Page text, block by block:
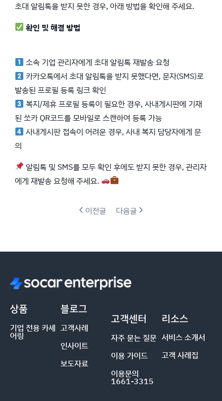
초대 알림톡을 받지 못한 경우, 아래 방법을 확인해 주세요.
확인 및 해결 방법
소속 기업 관리자에게 초대 알림톡 재발송 요청
카카오톡에서 초대 알림톡을 받지 못했다면, 문자(SMS)로
발송된 프로필 등록 링크 확인
복지/제휴 프로필 등록이 필요한 경우, 사내게시판에 기재
된 쏘카 QR코드를 모바일로 스캔하여 등록 가능
사내게시판 접속이 어려운 경우, 사내 복지 담당자에게 문
의
알림톡 및 SMS를 모두 확인 후에도 받지 못한 경우, 관리자
에게 재발송 요청해 주세요.
이전글 다음글
상품
기업 전용 카셰
어링
블로그
고객사례
인사이트
보도자료
고객센터
자주 묻는 질문
이용 가이드
이용문의
1661-3315
리소스
서비스 소개서
고객 사례집